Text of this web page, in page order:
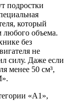
подростки
который
любого объема.
без
не
силу. Даже если
менее 50 см³,
«А1»,